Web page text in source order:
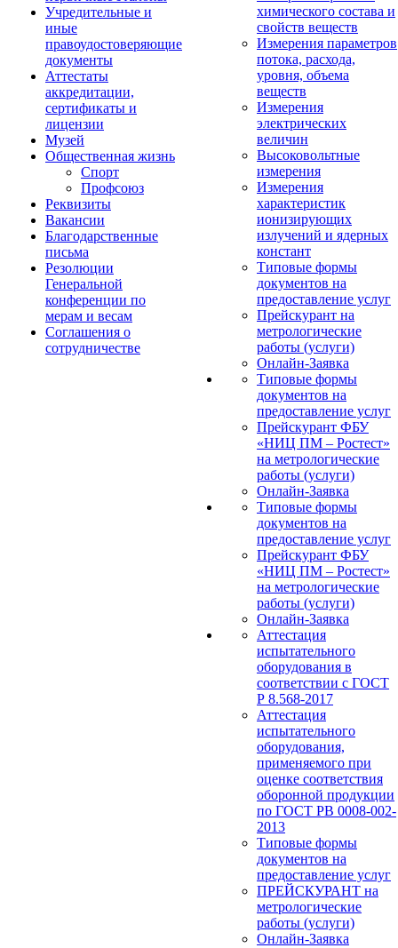
Учредительные и
иные
правоудостоверяющие
документы
Аттестаты
аккредитации,
сертификаты и
лицензии
Музей
Общественная жизнь
Спорт
Профсоюз
Реквизиты
Вакансии
Благодарственные
письма
Резолюции
Генеральной
конференции по
мерам и весам
Соглашения о
сотрудничестве
химического состава и
свойств веществ
Измерения параметров
потока, расхода,
уровня, объема
веществ
Измерения
электрических
величин
Высоковольтные
измерения
Измерения
характеристик
ионизирующих
излучений и ядерных
констант
Типовые формы
документов на
предоставление услуг
Прейскурант на
метрологические
работы (услуги)
Онлайн-Заявка
Типовые формы
документов на
предоставление услуг
Прейскурант ФБУ
«НИЦ ПМ – Ростест»
на метрологические
работы (услуги)
Онлайн-Заявка
Типовые формы
документов на
предоставление услуг
Прейскурант ФБУ
«НИЦ ПМ – Ростест»
на метрологические
работы (услуги)
Онлайн-Заявка
Аттестация
испытательного
оборудования в
соответствии с ГОСТ
Р 8.568-2017
Аттестация
испытательного
оборудования,
применяемого при
оценке соответствия
оборонной продукции
по ГОСТ РВ 0008-002-
2013
Типовые формы
документов на
предоставление услуг
ПРЕЙСКУРАНТ на
метрологические
работы (услуги)
Онлайн-Заявка